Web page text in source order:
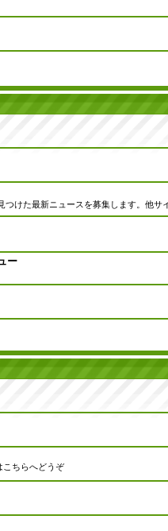
つけた最新ニュースを募集します。他サ
ー
こちらへどうぞ